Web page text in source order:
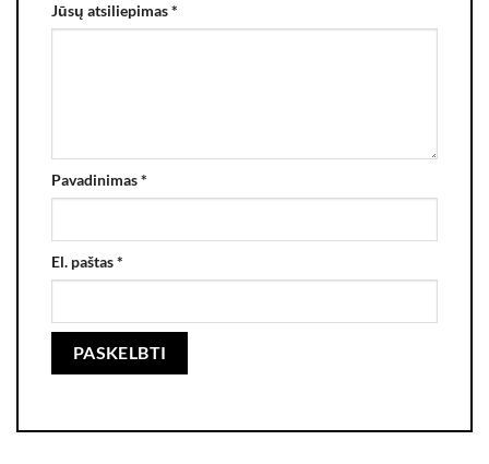
Jūsų atsiliepimas*
Pavadinimas*
El. paštas*